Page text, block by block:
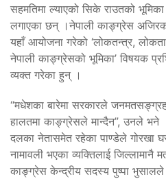
सहमतिमा ल्याएको सिके राउतको
लगाएका छन् ।नेपाली काङ्ग्रेस
यहाँ आयोजना गरेको ‘लोकतन्त्र,
नेपाली काङ्ग्रेसको भूमिका’ विषयक
व्यक्त गरेका हुन् ।
“मधेशका बारेमा सरकारले जनमतसङ्ग्रह
हालतमा काङ्ग्रेसले मान्दैन”, उनले भने ।
दलका नेतासमेत रहेका पाण्डेले गोरखा
नामावली भएका व्यक्तिलाई जिल्लामानै
काङ्ग्रेस केन्द्रीय सदस्य पुष्पा भुसालले